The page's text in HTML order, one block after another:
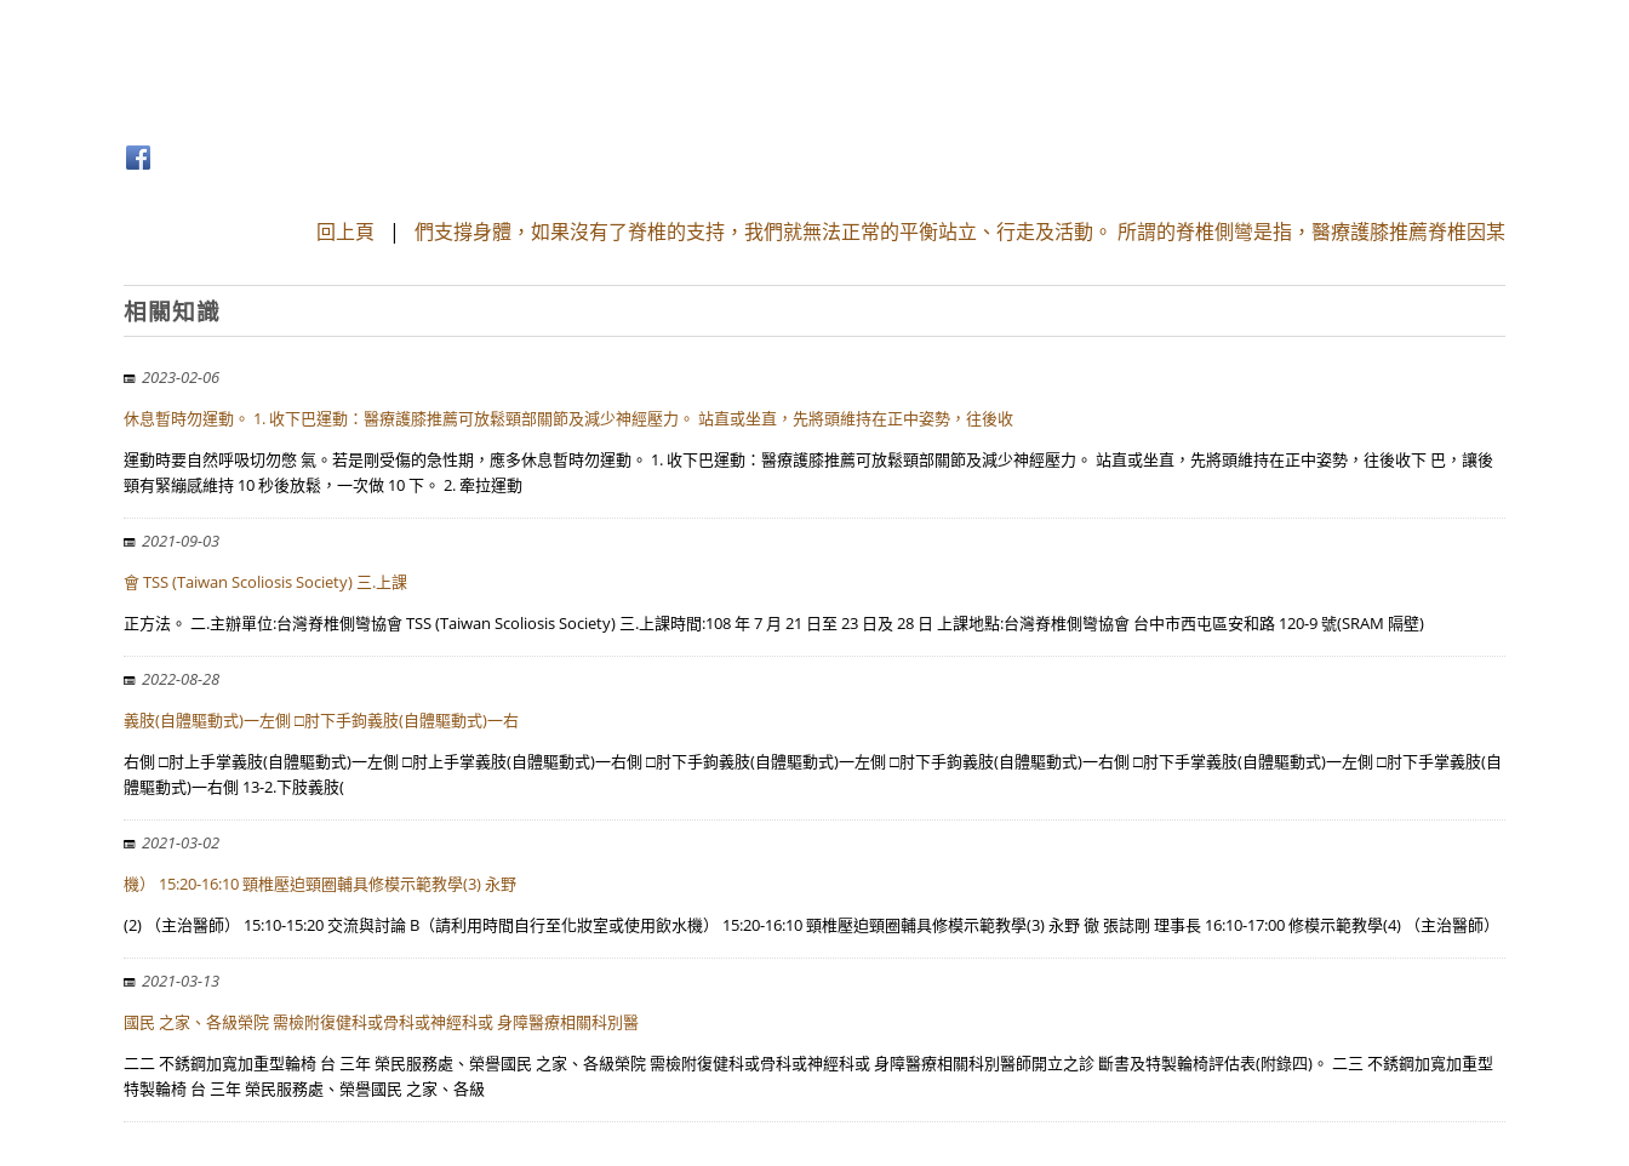
回上頁 | 們支撐身體，如果沒有了脊椎的支持，我們就無法正常的平衡站立、行走及活動。 所謂的脊椎側彎是指，醫療護膝推薦脊椎因某
相關知識
2023-02-06
休息暫時勿運動。 1. 收下巴運動：醫療護膝推薦可放鬆頸部關節及減少神經壓力。 站直或坐直，先將頭維持在正中姿勢，往後收
運動時要自然呼吸切勿憋 氣。若是剛受傷的急性期，應多休息暫時勿運動。 1. 收下巴運動：醫療護膝推薦可放鬆頸部關節及減少神經壓力。 站直或坐直，先將頭維持在正中姿勢，往後收下 巴，讓後
頸有緊繃感維持 10 秒後放鬆，一次做 10 下。 2. 牽拉運動
2021-09-03
會 TSS (Taiwan Scoliosis Society) 三.上課
正方法。 二.主辦單位:台灣脊椎側彎協會 TSS (Taiwan Scoliosis Society) 三.上課時間:108 年 7 月 21 日至 23 日及 28 日 上課地點:台灣脊椎側彎協會 台中市西屯區安和路 120-9 號(SRAM 隔壁)
2022-08-28
義肢(自體驅動式)一左側 □肘下手鉤義肢(自體驅動式)一右
右側 □肘上手掌義肢(自體驅動式)一左側 □肘上手掌義肢(自體驅動式)一右側 □肘下手鉤義肢(自體驅動式)一左側 □肘下手鉤義肢(自體驅動式)一右側 □肘下手掌義肢(自體驅動式)一左側 □肘下手掌義肢(自
體驅動式)一右側 13-2.下肢義肢(
2021-03-02
機） 15:20-16:10 頸椎壓迫頸圈輔具修模示範教學(3) 永野
(2) （主治醫師） 15:10-15:20 交流與討論 B（請利用時間自行至化妝室或使用飲水機） 15:20-16:10 頸椎壓迫頸圈輔具修模示範教學(3) 永野 徹 張誌剛 理事長 16:10-17:00 修模示範教學(4) （主治醫師）
2021-03-13
國民 之家、各級榮院 需檢附復健科或骨科或神經科或 身障醫療相關科別醫
二二 不銹鋼加寬加重型輪椅 台 三年 榮民服務處、榮譽國民 之家、各級榮院 需檢附復健科或骨科或神經科或 身障醫療相關科別醫師開立之診 斷書及特製輪椅評估表(附錄四)。 二三 不銹鋼加寬加重型
特製輪椅 台 三年 榮民服務處、榮譽國民 之家、各級